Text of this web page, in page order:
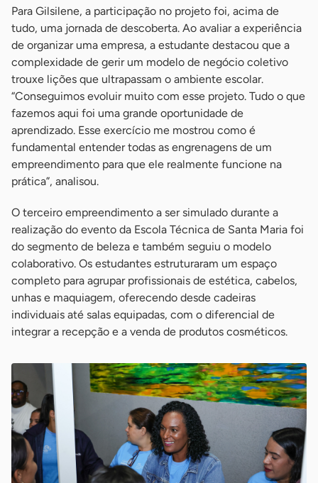
Para Gilsilene, a participação no projeto foi, acima de
tudo, uma jornada de descoberta. Ao avaliar a experiência
de organizar uma empresa, a estudante destacou que a
complexidade de gerir um modelo de negócio coletivo
trouxe lições que ultrapassam o ambiente escolar.
“Conseguimos evoluir muito com esse projeto. Tudo o que
fazemos aqui foi uma grande oportunidade de
aprendizado. Esse exercício me mostrou como é
fundamental entender todas as engrenagens de um
empreendimento para que ele realmente funcione na
prática”, analisou.
O terceiro empreendimento a ser simulado durante a
realização do evento da Escola Técnica de Santa Maria foi
do segmento de beleza e também seguiu o modelo
colaborativo. Os estudantes estruturaram um espaço
completo para agrupar profissionais de estética, cabelos,
unhas e maquiagem, oferecendo desde cadeiras
individuais até salas equipadas, com o diferencial de
integrar a recepção e a venda de produtos cosméticos.